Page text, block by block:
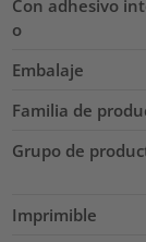
Con adhesivo
o
Embalaje
Familia de
Grupo de
Imprimible